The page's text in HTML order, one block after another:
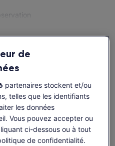
août
dim. 9 août
-
lun. 10 août
-
de
partenaires stockent et/ou
telles que les identifiants
les données
Vous pouvez accepter ou
ci-dessous ou à tout
de confidentialité.